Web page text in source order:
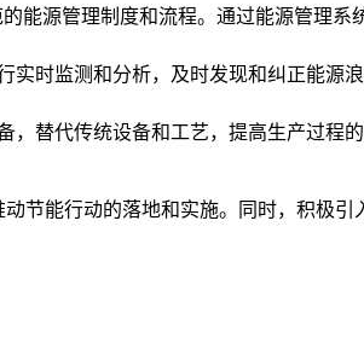
能源管理制度和流程。通过能源管理
时监测和分析，及时发现和纠正能源
替代传统设备和工艺，提高生产过程
节能行动的落地和实施。同时，积极